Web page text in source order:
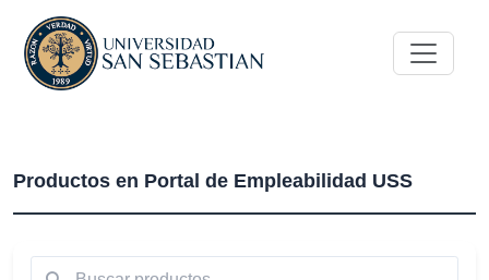
Productos en Portal de Empleabilidad USS
Más nuevos